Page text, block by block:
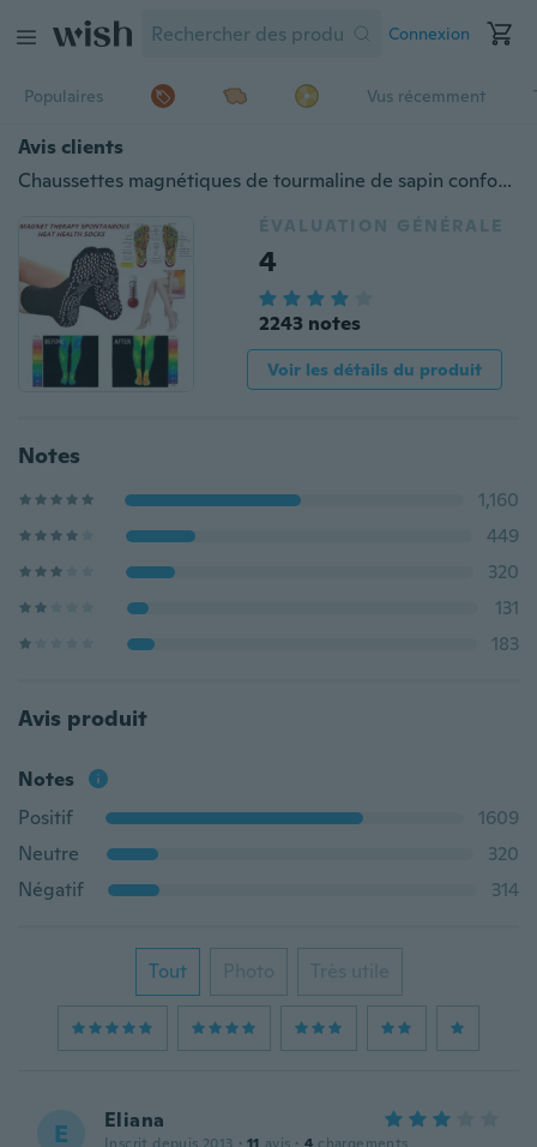
Connexion
Populaires Vus récemment
Avis clients
Chaussettes magnétiques de tourmaline de sapin confortables et respirantes chaussettes magnétiques de soin des pieds de thérapie auto-chauffante
ÉVALUATION GÉNÉRALE
4
2243 notes
Voir les détails du produit
Notes
1,160
449
320
131
183
Avis produit
Notes
Positif
1609
Neutre
320
Négatif
314
Tout Photo Très utile
E Eliana